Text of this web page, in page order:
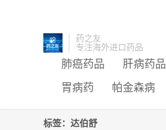
药之友
专注海外进口药品
肺癌药品 肝病药品
胃病药
帕金森病
标签：达伯舒